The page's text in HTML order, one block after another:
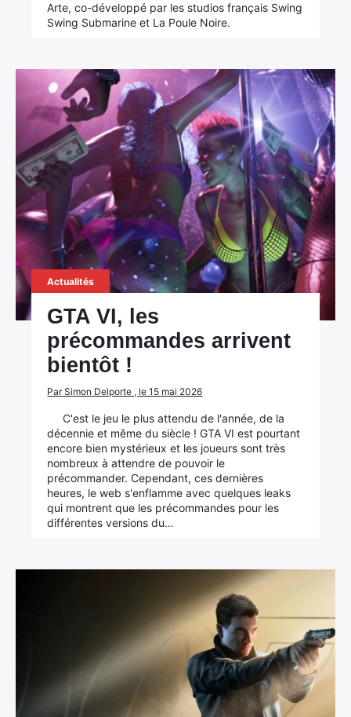
Arte, co-développé par les studios français Swing
Swing Submarine et La Poule Noire.
Actualités
GTA VI, les
précommandes arrivent
bientôt !
Par Simon Delporte , le 15 mai 2026
C'est le jeu le plus attendu de l'année, de la
décennie et même du siècle ! GTA VI est pourtant
encore bien mystérieux et les joueurs sont très
nombreux à attendre de pouvoir le
précommander. Cependant, ces dernières
heures, le web s'enflamme avec quelques leaks
qui montrent que les précommandes pour les
différentes versions du…